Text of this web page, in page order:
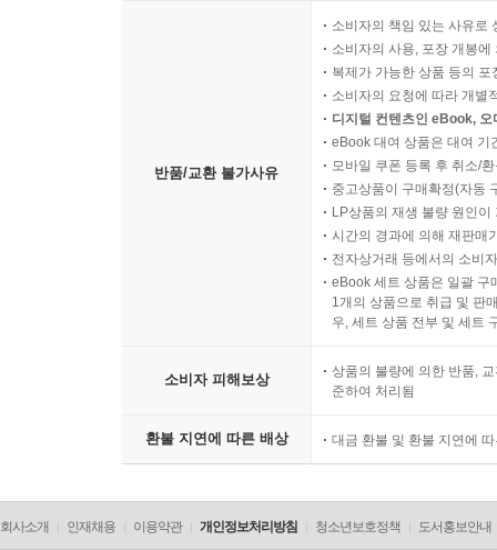
반품/교환 불가사유
소비자의 책임 있는 사유로
소비자의 사용, 포장 개봉
복제가 가능한 상품 등의
소비자의 요청에 따라 개별
디지털 컨텐츠인 eBook,
eBook 대여 상품은 대여 기
모바일 쿠폰 등록 후 취소/
중고상품이 구매확정(자동
LP상품의 재생 불량 원인
시간의 경과에 의해 재판매
전자상거래 등에서의 소비
eBook 세트 상품은 일괄 구
1개의 상품으로 취급 및 판
우, 세트 상품 전부 및 세트
소비자 피해보상
상품의 불량에 의한 반품,
준하여 처리됨
환불 지연에 따른 배상 대금 환불 및 환불 지연에
회사소개 인재채용 이용약관 개인정보처리방침 청소년보호정책 도서홍보안내